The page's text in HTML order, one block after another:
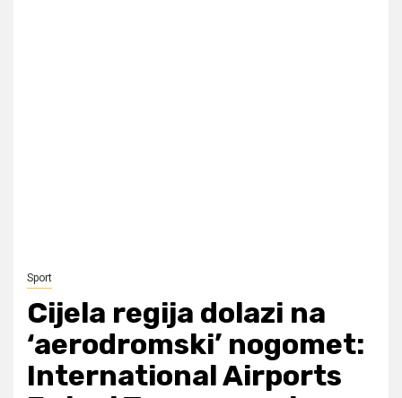
Sport
Cijela regija dolazi na
‘aerodromski’ nogomet:
International Airports